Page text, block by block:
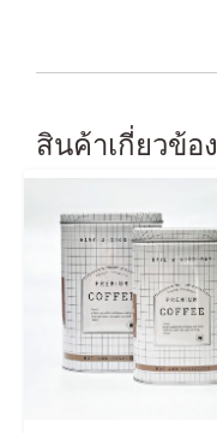
สินค้าเกี่ยวข้อง